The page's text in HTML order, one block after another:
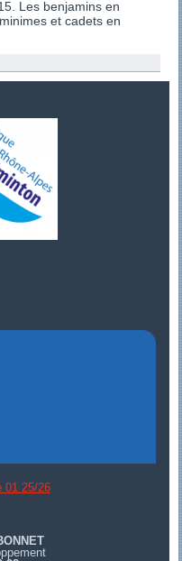
Les benjamins en
et cadets en
01 25/26